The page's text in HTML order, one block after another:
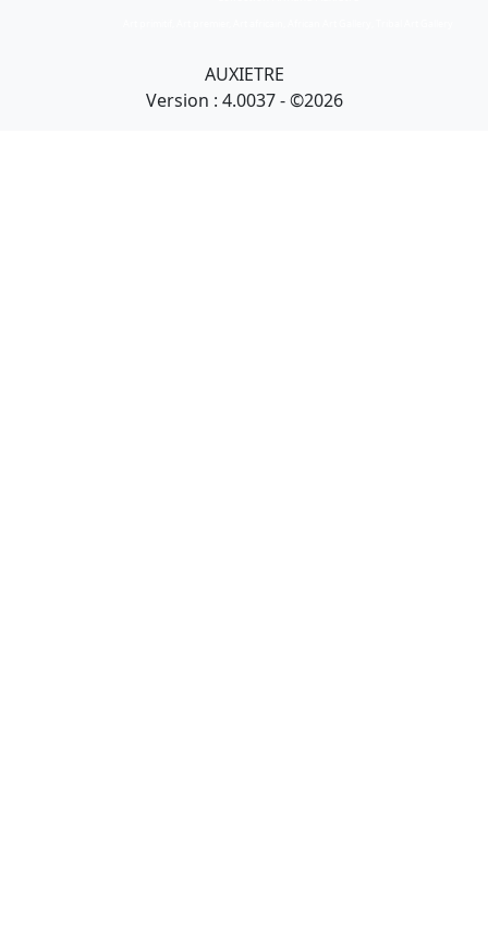
AUXIETRE
Version : 4.0037 - ©2026